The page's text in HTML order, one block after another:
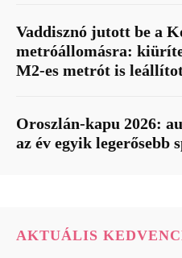
Vaddisznó jutott be a
metróállomásra:
M2-es metrót is
Oroszlán-kapu 2026:
az év egyik legerősebb
AKTUÁLIS